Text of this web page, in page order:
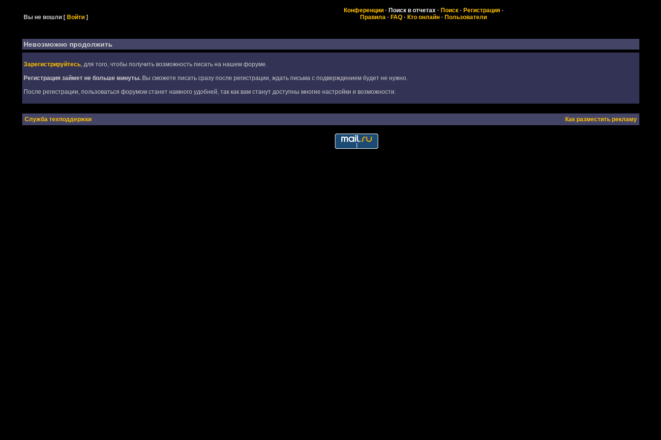
Вы не вошли [Войти ]
Конференции· Поиск в отчетах· Поиск· Регистрация·
Правила · FAQ · Кто онлайн · Пользователи
Невозможно продолжить
Зарегистрируйтесь, для того, чтобы получить возможность писать на нашем форуме.
Регистрация займет не больше минуты.Вы сможете писать сразу после регистрации, ждать письма с подверждением будет не нужно.
После регистрации, пользоваться форумом станет намного удобней, так как вам станут доступны многие настройки и возможности.
Служба техподдержки Как разместить рекламу